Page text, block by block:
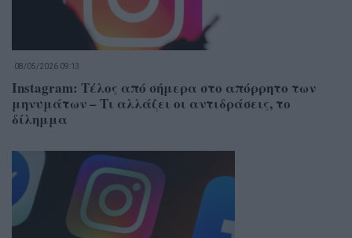
08/05/2026 09:13
Instagram: Τέλος από σήμερα στο απόρρητο των
μηνυμάτων – Τι αλλάζει οι αντιδράσεις, το
δίλημμα